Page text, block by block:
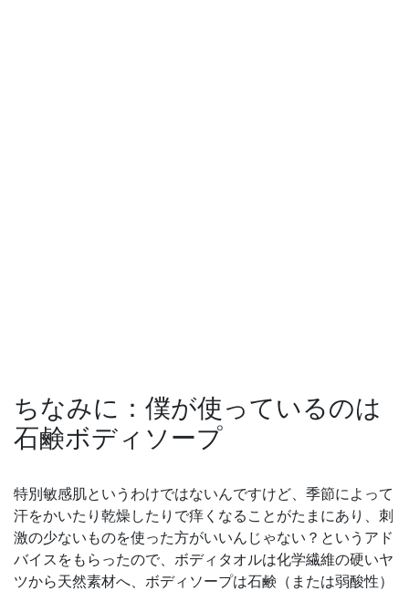
ちなみに：僕が使っているのは
石鹸ボディソープ
特別敏感肌というわけではないんですけど、季節によって
汗をかいたり乾燥したりで痒くなることがたまにあり、刺
激の少ないものを使った方がいいんじゃない？というアド
バイスをもらったので、ボディタオルは化学繊維の硬いヤ
ツから天然素材へ、ボディソープは石鹸（または弱酸性）